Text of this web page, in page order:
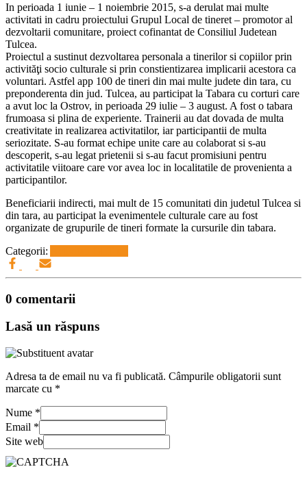
In perioada 1 iunie – 1 noiembrie 2015, s-a derulat mai multe
activitati in cadru proiectului Grupul Local de tineret – promotor al
dezvoltarii comunitare, proiect cofinantat de Consiliul Judetean
Tulcea.
Proiectul a sustinut dezvoltarea personala a tinerilor si copiilor prin
activităţi socio culturale si prin constientizarea implicarii acestora ca
voluntari. Astfel app 100 de tineri din mai multe judete din tara, cu
preponderenta din jud. Tulcea, au participat la Tabara cu corturi care
a avut loc la Ostrov, in perioada 29 iulie – 3 august. A fost o tabara
frumoasa si plina de experiente. Trainerii au dat dovada de multa
creativitate in realizarea activitatilor, iar participantii de multa
seriozitate. S-au format echipe unite care au colaborat si s-au
descoperit, s-au legat prietenii si s-au facut promisiuni pentru
activitatile viitoare care vor avea loc in localitatile de provenienta a
participantilor.
Beneficiarii indirecti, mai mult de 15 comunitati din judetul Tulcea si
din tara, au participat la evenimentele culturale care au fost
organizate de grupurile de tineri formate la cursurile din tabara.
Categorii:
0 comentarii
Lasă un răspuns
Adresa ta de email nu va fi publicată. Câmpurile obligatorii sunt
marcate cu *
Nume *
Email *
Site web